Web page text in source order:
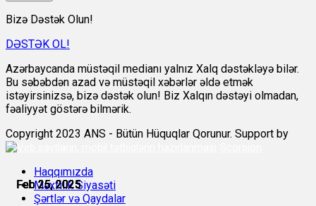
Feb 25, 2025
Feb 25, 2025
Feb 25, 2025
Feb 25, 2025
Feb 25, 2025
Feb 26, 2025
Bizə Dəstək Olun!
DƏSTƏK OL!
Azərbaycanda müstəqil medianı yalnız Xalq dəstəkləyə bilər.
Bu səbəbdən azad və müstəqil xəbərlər əldə etmək
istəyirsinizsə, bizə dəstək olun! Biz Xalqın dəstəyi olmadan,
fəaliyyət göstərə bilmərik.
Copyright 2023 ANS - Bütün Hüquqlar Qorunur. Support by
Haqqımızda
Məxfilik Siyasəti
Şərtlər və Qaydalar